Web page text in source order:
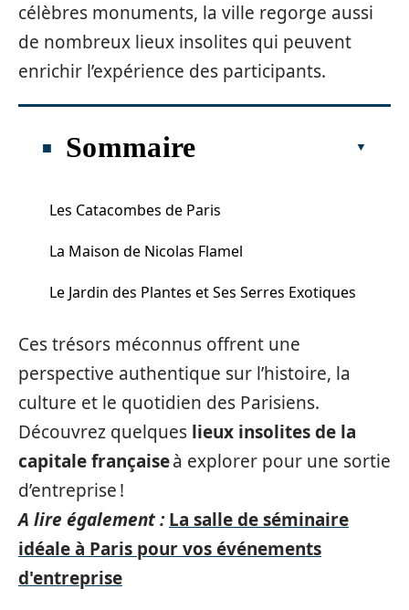
célèbres monuments, la ville regorge aussi
de nombreux lieux insolites qui peuvent
enrichir l’expérience des participants.
Sommaire
Les Catacombes de Paris
La Maison de Nicolas Flamel
Le Jardin des Plantes et Ses Serres Exotiques
Ces trésors méconnus offrent une
perspective authentique sur l’histoire, la
culture et le quotidien des Parisiens.
Découvrez quelques lieux insolites de la
capitale françaiseà explorer pour une sortie
d’entreprise !
A lire également : La salle de séminaire
idéale à Paris pour vos événements
d'entreprise